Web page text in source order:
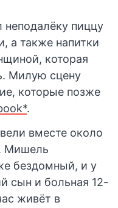
неподалёку пиццу
а также напитки
которая
Милую сцену
которые позже
.
вместе около
Мишель
бездомный, и у
сын и больная 12-
живёт в